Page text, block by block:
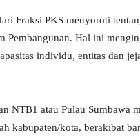
Fraksi PKS menyoroti
Pembangunan. Hal ini
individu, entitas dan
NTB1 atau Pulau Sumbawa
kabupaten/kota, berakibat